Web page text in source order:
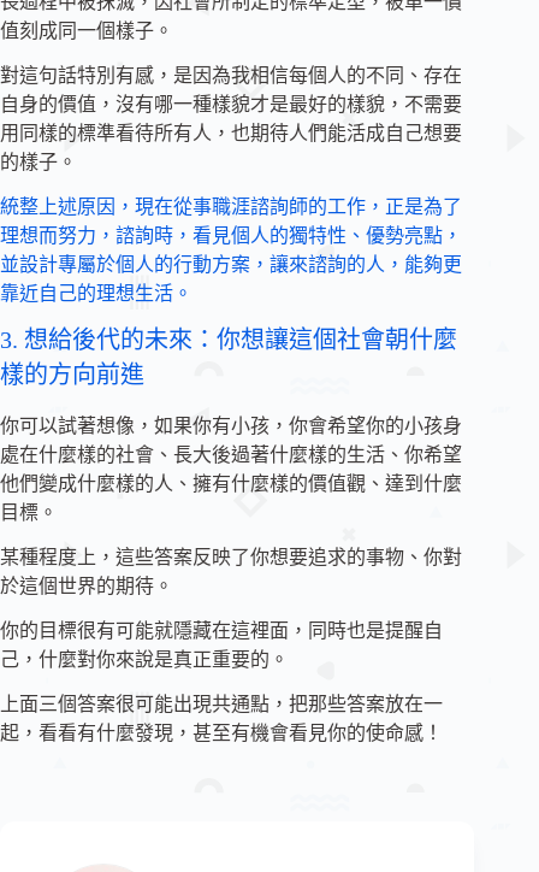
值刻成同一個樣子。
對這句話特別有感，是因為我相信每個人的不同、存在
自身的價值，沒有哪一種樣貌才是最好的樣貌，不需要
用同樣的標準看待所有人，也期待人們能活成自己想要
的樣子。
統整上述原因，現在從事職涯諮詢師的工作，正是為了
理想而努力，諮詢時，看見個人的獨特性、優勢亮點，
並設計專屬於個人的行動方案，讓來諮詢的人，能夠更
靠近自己的理想生活。
3. 想給後代的未來：你想讓這個社會朝什麼
樣的方向前進
你可以試著想像，如果你有小孩，你會希望你的小孩身
處在什麼樣的社會、長大後過著什麼樣的生活、你希望
他們變成什麼樣的人、擁有什麼樣的價值觀、達到什麼
目標。
某種程度上，這些答案反映了你想要追求的事物、你對
於這個世界的期待。
你的目標很有可能就隱藏在這裡面，同時也是提醒自
己，什麼對你來說是真正重要的。
上面三個答案很可能出現共通點，把那些答案放在一
起，看看有什麼發現，甚至有機會看見你的使命感！